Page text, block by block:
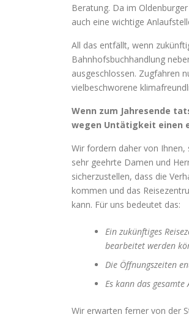
Beratung. Da im
auch eine wichtige
All das entfällt, wenn
Bahnhofsbuchhandlung
ausgeschlossen. Zugfahren
vielbeschworene
Wenn zum Jahresende
wegen Untätigkeit einen
Wir fordern daher von
sehr geehrte Damen und
sicherzustellen, dass die
kommen und das
kann. Für uns bedeutet das:
Ein zukünftiges
bearbeitet werden
Die Öffnungszeiten
Es kann das
Wir erwarten ferner von der